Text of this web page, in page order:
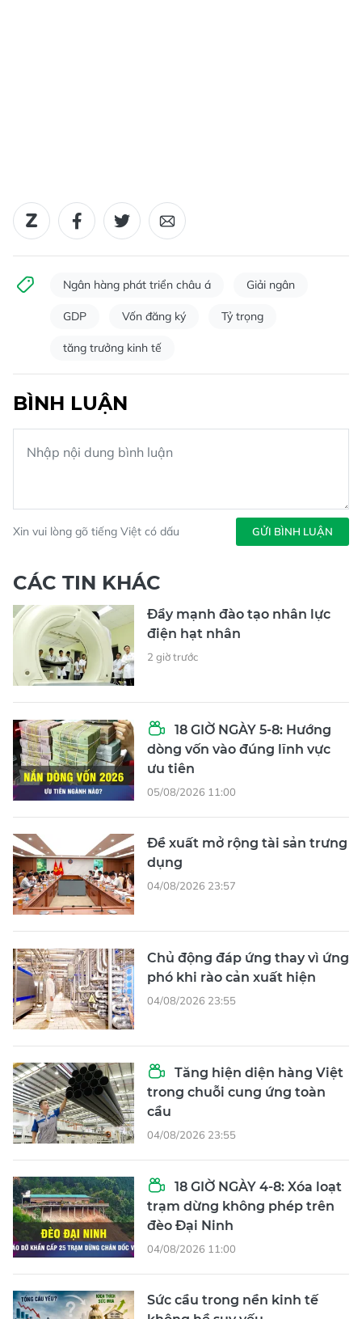
Ngân hàng phát triển châu á Giải ngân
GDP Vốn đăng ký Tỷ trọng
tăng trưởng kinh tế
BÌNH LUẬN
Xin vui lòng gõ tiếng Việt có dấu GỬI BÌNH LUẬN
CÁC TIN KHÁC
Đẩy mạnh đào tạo nhân lực
điện hạt nhân
2 giờ trước
18 GIỜ NGÀY 5-8: Hướng
dòng vốn vào đúng lĩnh vực
ưu tiên
05/08/2026 11:00
Đề xuất mở rộng tài sản trưng
dụng
04/08/2026 23:57
Chủ động đáp ứng thay vì ứng
phó khi rào cản xuất hiện
04/08/2026 23:55
Tăng hiện diện hàng Việt
trong chuỗi cung ứng toàn
cầu
04/08/2026 23:55
18 GIỜ NGÀY 4-8: Xóa loạt
trạm dừng không phép trên
đèo Đại Ninh
04/08/2026 11:00
Sức cầu trong nền kinh tế